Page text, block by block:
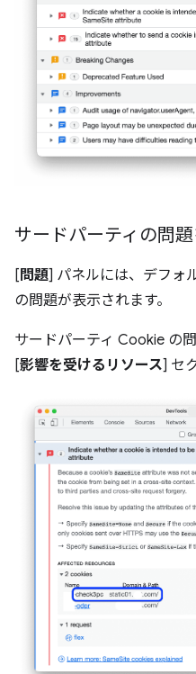
サードパーティの問
[ 問題] パネルには、デフォ
の問題が表示されます。
サードパーティ Cookie の
[影響を受けるリソース] セ